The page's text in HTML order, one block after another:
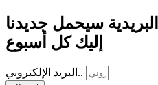
سيحمل جديدنا
إليك كل أسبوع
البريد الإلكتروني..